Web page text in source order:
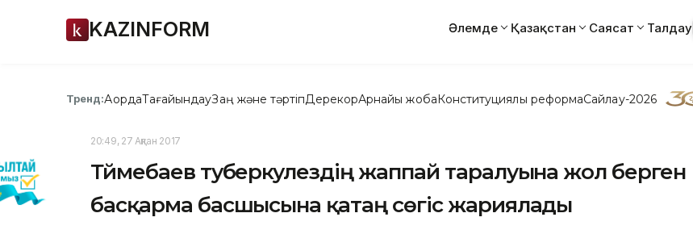
KAZINFORM Әлемде Қазақстан Саясат Талдау
Тренд:АқордаТағайындауЗаң және тәртіпДерекқорАрнайы жобаКонституциялық реформаСайлау-2026
20:49, 27 Ақпан 2017
Түймебаев туберкулездің жаппай таралуына жол берген
басқарма басшысына қатаң сөгіс жариялады